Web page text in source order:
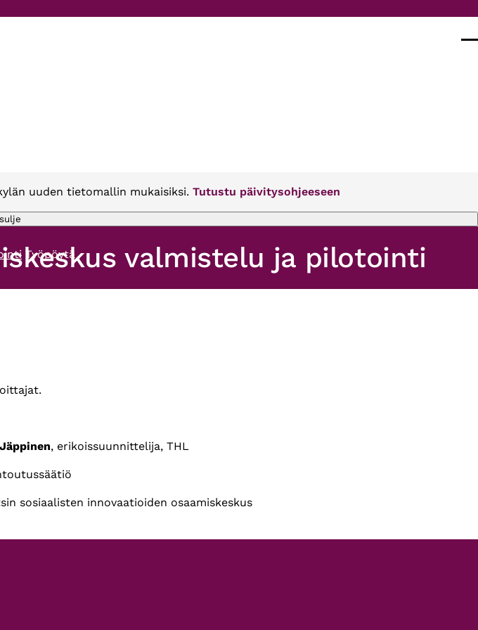
uuden tietomallin mukaisiksi. Tutustu päivitysohjeeseen
Työpöytä valmistelu ja pilotointi
, erikoissuunnittelija, THL
sosiaalisten innovaatioiden osaamiskeskus